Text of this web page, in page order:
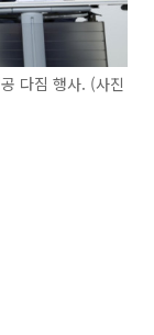
다짐 행사. (사진